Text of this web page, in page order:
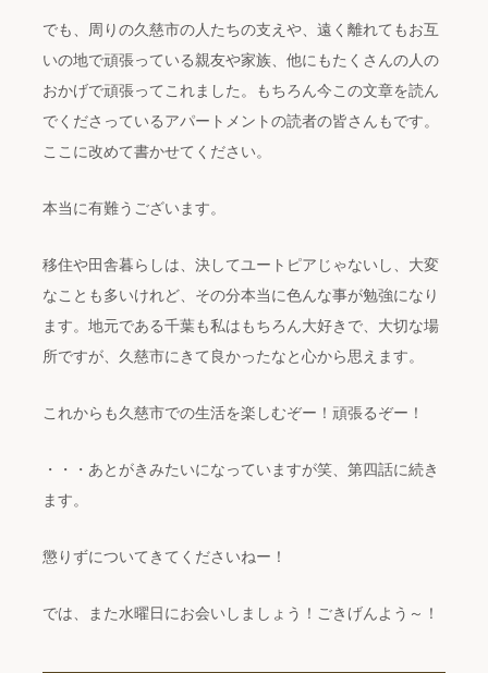
でも、周りの久慈市の人たちの支えや、遠く離れてもお互
いの地で頑張っている親友や家族、他にもたくさんの人の
おかげで頑張ってこれました。もちろん今この文章を読ん
でくださっているアパートメントの読者の皆さんもです。
ここに改めて書かせてください。
本当に有難うございます。
移住や田舎暮らしは、決してユートピアじゃないし、大変
なことも多いけれど、その分本当に色んな事が勉強になり
ます。地元である千葉も私はもちろん大好きで、大切な場
所ですが、久慈市にきて良かったなと心から思えます。
これからも久慈市での生活を楽しむぞー！頑張るぞー！
・・・あとがきみたいになっていますが笑、第四話に続き
ます。
懲りずについてきてくださいねー！
では、また水曜日にお会いしましょう！ごきげんよう～！